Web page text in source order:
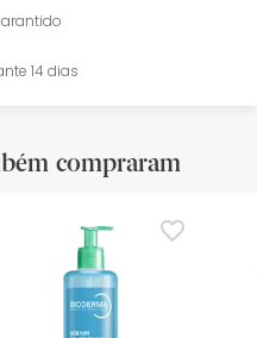
14 dias
compraram